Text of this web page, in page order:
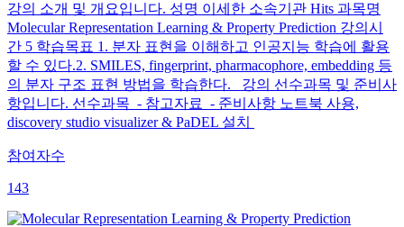
강의 소개 및 개요입니다. 성명 이세한 소속기관 Hits 과목명
Molecular Representation Learning & Property Prediction 강의시
간 5 학습목표 1. 분자 표현을 이해하고 인공지능 학습에 활용
할 수 있다.2. SMILES, fingerprint, pharmacophore, embedding 등
의 분자 구조 표현 방법을 학습한다. 강의 선수과목 및 준비사
항입니다. 선수과목 - 참고자료 - 준비사항 노트북 사용,
discovery studio visualizer & PaDEL 설치
참여자수
143